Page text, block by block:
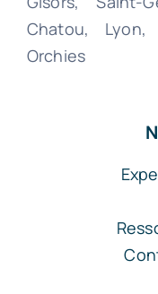
Chatou,
Orchies